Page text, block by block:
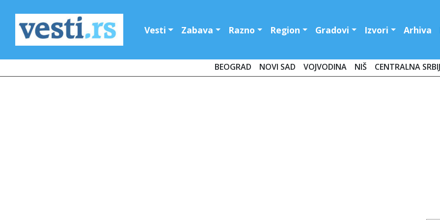
Vesti Zabava Razno Region Gradovi Izvori Arhiva
BEOGRAD NOVI SAD VOJVODINA NIŠ CENTRALNA